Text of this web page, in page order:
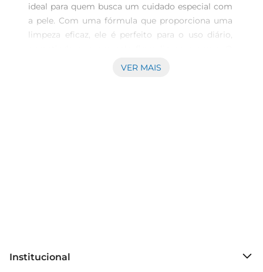
ideal para quem busca um cuidado especial com
a pele. Com uma fórmula que proporciona uma
limpeza eficaz, ele é perfeito para o uso diário,
seu tamanho de 85g é prático, permitindo que
proporcionando uma sensação de bemestar que
VER MAIS
Institucional